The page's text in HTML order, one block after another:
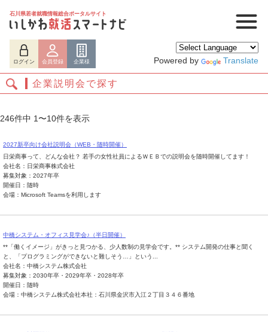
石川県若者就職情報総合ポータルサイト
ログイン 会員登録 企業様 Powered by Translate
企業説明会で探す
246件中 1〜10件を表示
2027新卒向け会社説明会（WEB・随時開催）
日栄商事って、どんな会社？ 若手の女性社員によるＷＥＢでの説明会を随時開催してます！
会社名：日栄商事株式会社
募集対象：2027年卒
開催日：随時
会場：Microsoft Teamsを利用します
中橋システム・オフィス見学会♪（半日開催）
**「働くイメージ」がきっと見つかる、少人数制の見学会です。** システム開発の仕事と聞く
と、「プログラミングができないと難しそう…」という...
会社名：中橋システム株式会社
募集対象：2030年卒・2029年卒・2028年卒
開催日：随時
会場：中橋システム株式会社本社：石川県金沢市入江２丁目３４６番地